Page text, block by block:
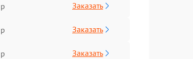
Заказать
Заказать
Заказать